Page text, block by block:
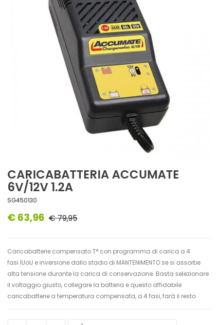
CARICABATTERIA ACCUMATE
6V/12V 1.2A
SG450130
€ 63,96 € 79,95
Caricabatterie compensato T° con programma di carica a 4
fasi IUoU e inversione dallo stadio di MANTENIMENTO se si assorbe
alta tensione durante la carica di conservazione. Basta selezionare
il voltaggio giusto, collegare la batteria e questo affidabile
caricabatterie a temperatura compensata, a 4 fasi, farà il resto